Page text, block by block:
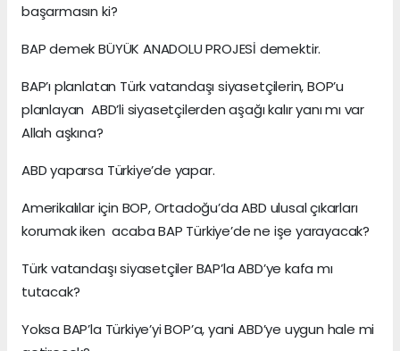
başarmasın ki?
BAP demek BÜYÜK ANADOLU PROJESİ demektir.
BAP’ı planlatan Türk vatandaşı siyasetçilerin, BOP’u
planlayan ABD’li siyasetçilerden aşağı kalır yanı mı var
Allah aşkına?
ABD yaparsa Türkiye’de yapar.
Amerikalılar için BOP, Ortadoğu’da ABD ulusal çıkarları
korumak iken acaba BAP Türkiye’de ne işe yarayacak?
Türk vatandaşı siyasetçiler BAP’la ABD’ye kafa mı
tutacak?
Yoksa BAP’la Türkiye’yi BOP’a, yani ABD’ye uygun hale mi